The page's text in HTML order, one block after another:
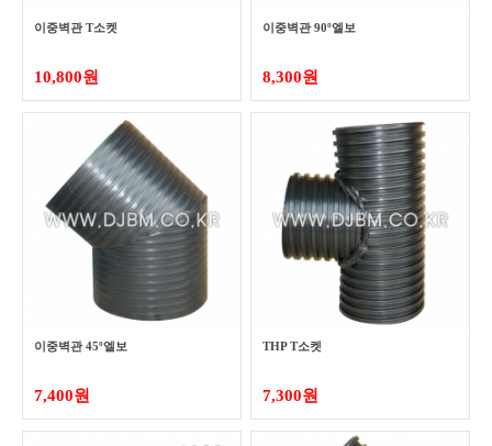
이중벽관 T소켓
10,800원
이중벽관 90º엘보
8,300원
이중벽관 45º엘보
7,400원
THP T소켓
7,300원